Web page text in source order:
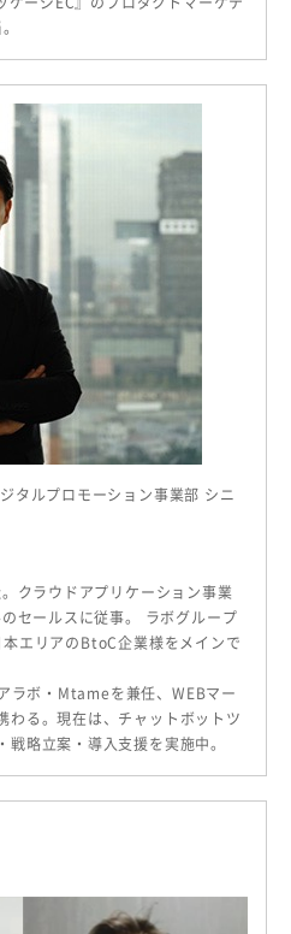
タルプロモーション事業部 シニ
クラウドアプリケーション事業
セールスに従事。 ラボグループ
エリアのBtoC企業様をメインで
ラボ・Mtameを兼任、WEBマー
わる。現在は、チャットボットツ
略立案・導入支援を実施中。